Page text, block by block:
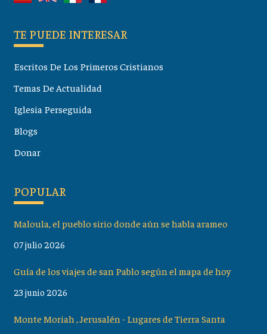
TE PUEDE INTERESAR
Escritos De Los Primeros Cristianos
Temas De Actualidad
Iglesia Perseguida
Blogs
Donar
POPULAR
Maloula, el pueblo sirio donde aún se habla arameo
07 julio 2026
Guía de los viajes de san Pablo según el mapa de hoy
23 junio 2026
Monte Moriah , Jerusalén - Lugares de Tierra Santa